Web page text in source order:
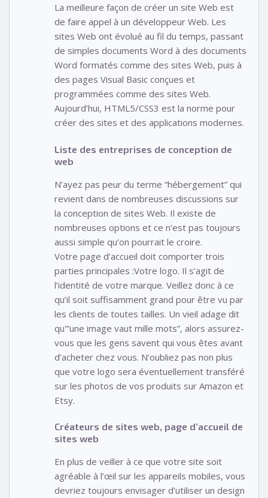
La meilleure façon de créer un site Web est
de faire appel à un développeur Web. Les
sites Web ont évolué au fil du temps, passant
de simples documents Word à des documents
Word formatés comme des sites Web, puis à
des pages Visual Basic conçues et
programmées comme des sites Web.
Aujourd’hui, HTML5/CSS3 est la norme pour
créer des sites et des applications modernes.
Liste des entreprises de conception de
web
N’ayez pas peur du terme “hébergement” qui
revient dans de nombreuses discussions sur
la conception de sites Web. Il existe de
nombreuses options et ce n’est pas toujours
aussi simple qu’on pourrait le croire.
Votre page d’accueil doit comporter trois
parties principales :Votre logo. Il s’agit de
l’identité de votre marque. Veillez donc à ce
qu’il soit suffisamment grand pour être vu par
les clients de toutes tailles. Un vieil adage dit
qu'”une image vaut mille mots”, alors assurez-
vous que les gens savent qui vous êtes avant
d’acheter chez vous. N’oubliez pas non plus
que votre logo sera éventuellement transféré
sur les photos de vos produits sur Amazon et
Etsy.
Créateurs de sites web, page d’accueil de
sites web
En plus de veiller à ce que votre site soit
agréable à l’œil sur les appareils mobiles, vous
devriez toujours envisager d’utiliser un design